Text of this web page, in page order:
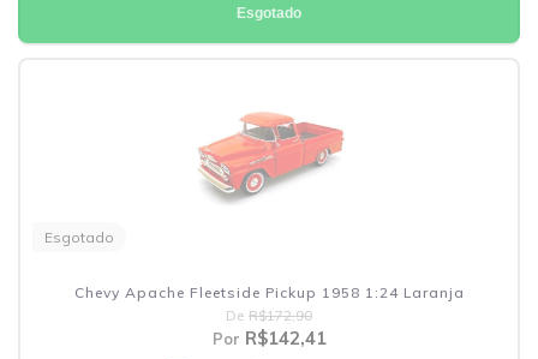
Esgotado
Esgotado
Chevy Apache Fleetside Pickup 1958 1:24 Laranja
De R$172,90
Por R$142,41